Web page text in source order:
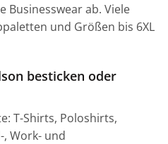
Businesswear ab. Viele
und Größen bis 6XL
besticken oder
T-Shirts, Poloshirts,
, Work- und